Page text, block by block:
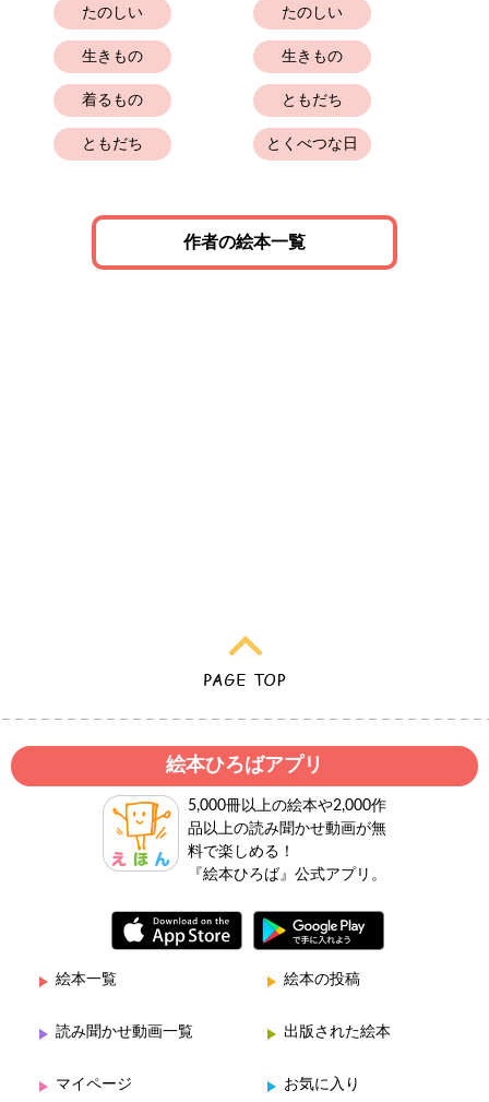
たのしい
生きもの
着るもの
ともだち
たのしい
生きもの
ともだち
とくべつな日
作者の絵本一覧
絵本ひろばアプリ
5,000冊以上の絵本や2,000作
品以上の読み聞かせ動画が無
料で楽しめる！
『絵本ひろば』公式アプリ。
絵本一覧 絵本の投稿
読み聞かせ動画一覧 出版された絵本
マイページ お気に入り